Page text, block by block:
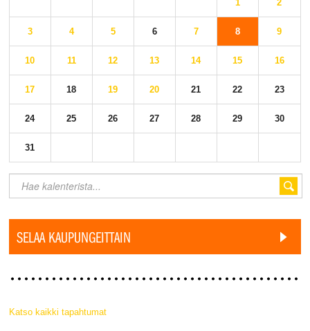
1 2
3 4 5 6 7 8 9
10 11 12 13 14 15 16
17 18 19 20 21 22 23
24 25 26 27 28 29 30
31
SELAA KAUPUNGEITTAIN
Katso kaikki tapahtumat